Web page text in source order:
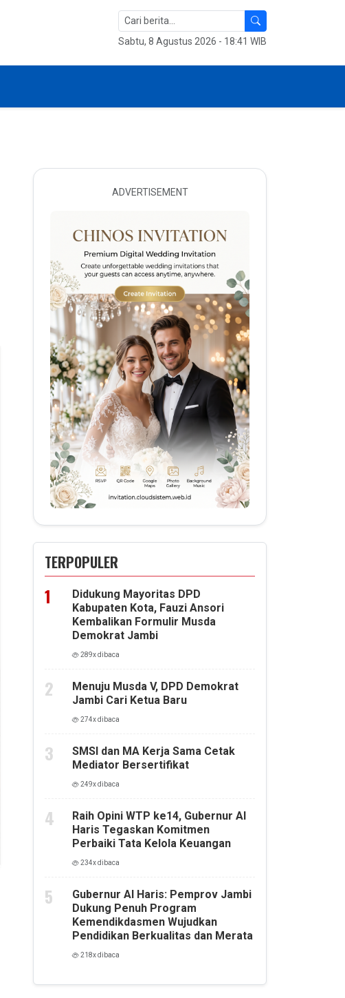
Sabtu, 8 Agustus 2026 - 18:41 WIB
ADVERTISEMENT
TERPOPULER
Didukung Mayoritas DPD
Kabupaten Kota, Fauzi Ansori
Kembalikan Formulir Musda
Demokrat Jambi
289x dibaca
Menuju Musda V, DPD Demokrat
Jambi Cari Ketua Baru
274x dibaca
SMSI dan MA Kerja Sama Cetak
Mediator Bersertifikat
249x dibaca
Raih Opini WTP ke14, Gubernur Al
Haris Tegaskan Komitmen
Perbaiki Tata Kelola Keuangan
234x dibaca
Gubernur Al Haris: Pemprov Jambi
Dukung Penuh Program
Kemendikdasmen Wujudkan
Pendidikan Berkualitas dan Merata
218x dibaca